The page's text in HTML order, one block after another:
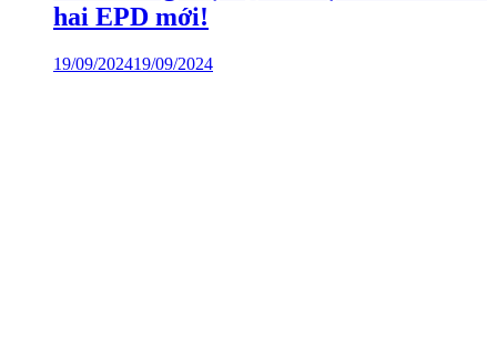
hai EPD mới!
19/09/202419/09/2024